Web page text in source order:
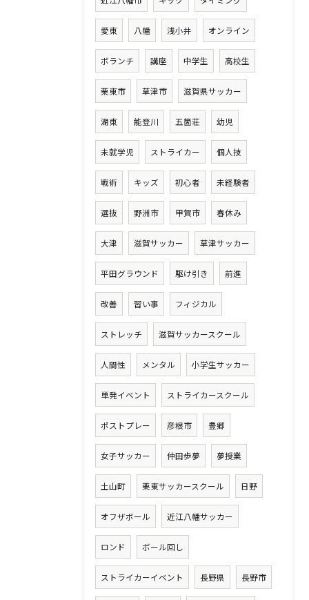
愛東 八幡 浅小井 オンライン
ボランチ 講座 中学生 高校生
栗東市 草津市 滋賀県サッカー
湖東 能登川 五箇荘 幼児
未就学児 ストライカー 個人技
戦術 キッズ 初心者 未経験者
選抜 野洲市 甲賀市 春休み
大津 滋賀サッカー 草津サッカー
平田グラウンド 駆け引き 前進
改善 習い事 フィジカル
ストレッチ 滋賀サッカースクール
人間性 メンタル 小学生サッカー
単発イベント ストライカースクール
ポストプレー 彦根市 豊郷
女子サッカー 仲田歩夢 夢授業
土山町 栗東サッカースクール 日野
オフザボール 近江八幡サッカー
ロンド ボール回し
ストライカーイベント 長野県 長野市